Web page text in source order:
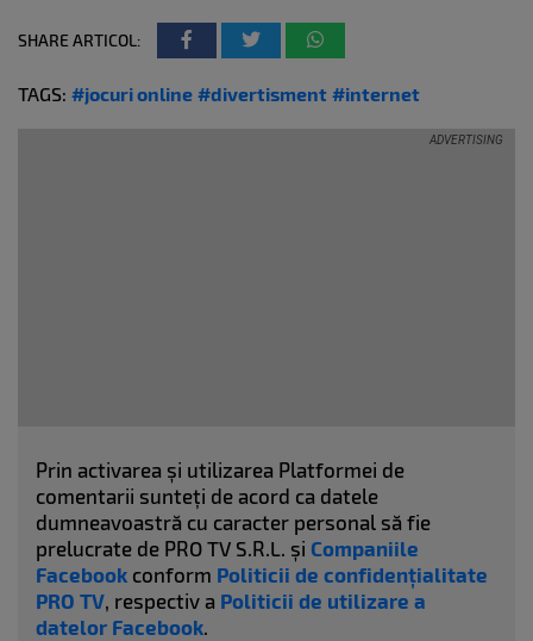
SHARE ARTICOL:
TAGS: #jocuri online #divertisment #internet
Prin activarea și utilizarea Platformei de
comentarii sunteți de acord ca datele
dumneavoastră cu caracter personal să fie
prelucrate de PRO TV S.R.L. și Companiile
Facebook conform Politicii de confidențialitate
PRO TV, respectiv a Politicii de utilizare a
datelor Facebook.